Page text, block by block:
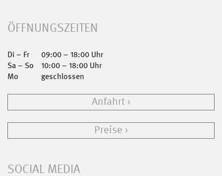
ÖFFNUNGSZEITEN
Di – Fr
09:00 – 18:00 Uhr
Sa – So
10:00 – 18:00 Uhr
Mo
geschlossen
Anfahrt
Preise
SOCIAL MEDIA